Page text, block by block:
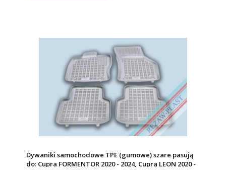
Dywaniki samochodowe TPE (gumowe) szare pasują
do: Cupra FORMENTOR 2020 - 2024, Cupra LEON 2020 -